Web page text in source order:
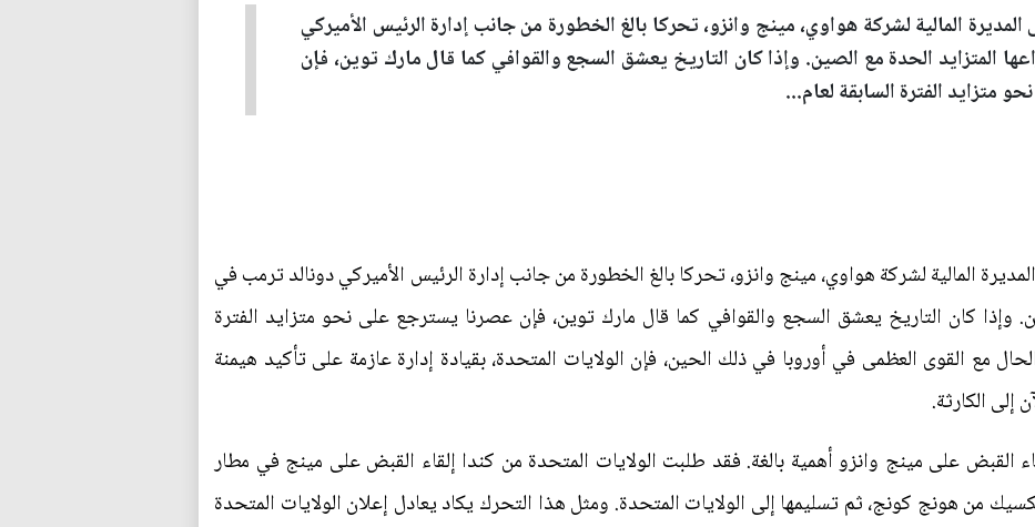
المالية لشركة هواوي، مينج وانزو، تحركا بالغ الخطورة من جانب إدارة الرئيس الأميركي
المتزايد الحدة مع الصين. وإذا كان التاريخ يعشق السجع والقوافي كما قال مارك توين، فإن
متزايد الفترة السابقة لعام...
المالية لشركة هواوي، مينج وانزو، تحركا بالغ الخطورة من جانب إدارة الرئيس الأميركي دونالد ترمب في
وإذا كان التاريخ يعشق السجع والقوافي كما قال مارك توين، فإن عصرنا يسترجع على نحو متزايد الفترة
وكما كانت الحال مع القوى العظمى في أوروبا في ذلك الحين، فإن الولايات المتحدة، بقيادة إدارة عازمة على تأكيد هيمنة
إلى الكارثة.
القبض على مينج وانزو أهمية بالغة. فقد طلبت الولايات المتحدة من كندا إلقاء القبض على مينج في مطار
من هونج كونج، ثم تسليمها إلى الولايات المتحدة. ومثل هذا التحرك يكاد يعادل إعلان الولايات المتحدة